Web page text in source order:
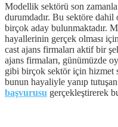
Modellik sektörü son
durumdadır. Bu sektöre
birçok aday bulunmaktadır.
hayallerinin gerçek olması
cast ajans firmaları aktif bir
ajans firmaları, günümüzde
gibi birçok sektör için hizmet
bunun hayaliyle yanıp
başvurusu gerçekleştirerek